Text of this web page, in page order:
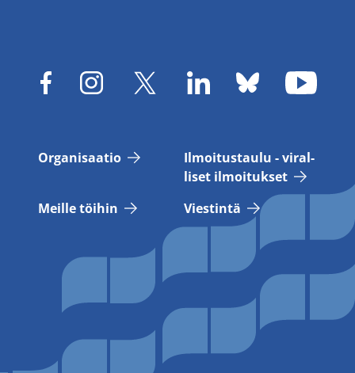
Or­ga­ni­saa­tio
Il­moi­tus­tau­lu - vi­ral­
li­set il­moi­tuk­set
Meil­le töi­hin
Vies­tin­tä